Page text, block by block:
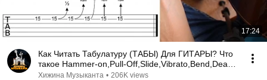
17:24
Как Читать Табулатуру (ТАБЫ) Для ГИТАРЫ? Что
такое Hammer-on,Pull-Off,Slide,Vibrato,Bend,Dead
Note
Хижина Музыканта • 206K views